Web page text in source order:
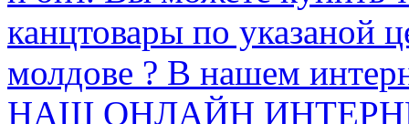
канцтовары по указаной
молдове ? В нашем
НАШ ОНЛАЙН